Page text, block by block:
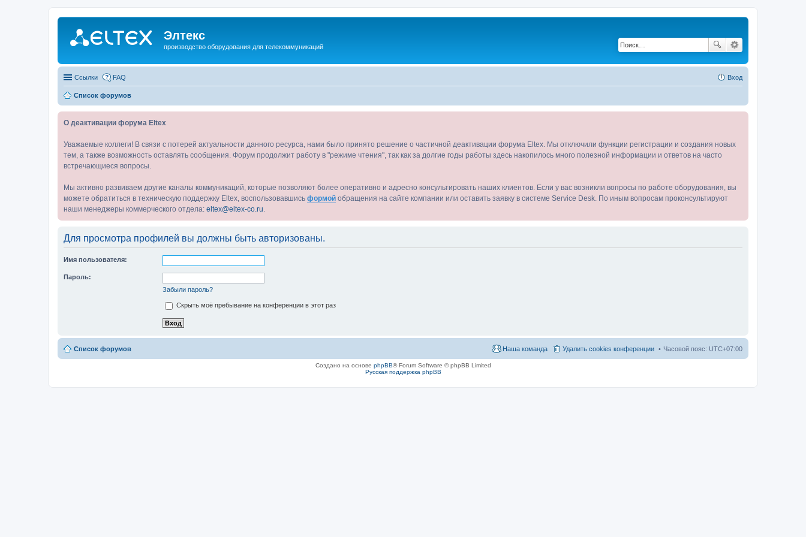
Элтекс
производство оборудования для телекоммуникаций
Ссылки FAQ Вход
Список форумов
О деактивации форума Eltex
Уважаемые коллеги! В связи с потерей актуальности данного ресурса, нами было принято решение о частичной деактивации форума Eltex. Мы отключили функции регистрации и создания новых
тем, а также возможность оставлять сообщения. Форум продолжит работу в "режиме чтения", так как за долгие годы работы здесь накопилось много полезной информации и ответов на часто
встречающиеся вопросы.
Мы активно развиваем другие каналы коммуникаций, которые позволяют более оперативно и адресно консультировать наших клиентов. Если у вас возникли вопросы по работе оборудования, вы
можете обратиться в техническую поддержку Eltex, воспользовавшись формой обращения на сайте компании или оставить заявку в системе Service Desk. По иным вопросам проконсультируют
наши менеджеры коммерческого отдела: eltex@eltex-co.ru
Для просмотра профилей вы должны быть авторизованы.
Имя пользователя:
Пароль:
Забыли пароль?
Скрыть моё пребывание на конференции в этот раз
Список форумов Часовой пояс: UTC+07:00
Удалить cookies конференции
Наша команда
Создано на основе phpBB® Forum Software © phpBB Limited
Русская поддержка phpBB